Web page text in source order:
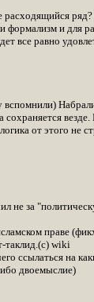
формализм и для
все равно
сохраняется
от этого не
не за
праве
таклид.(с) wiki
ссылаться на
двоемыслие)